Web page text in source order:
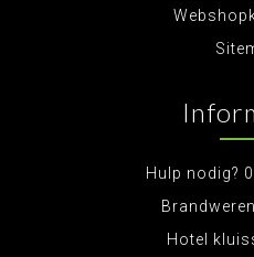
Hulp nodig?
Hotel